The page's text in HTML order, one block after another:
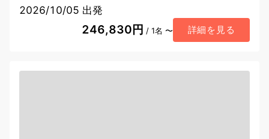
2026/10/05 出発
246,830円 / 1名 〜 詳細を見る